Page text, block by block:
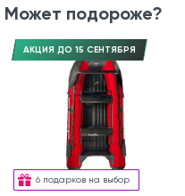
Может подороже?
6 подарков на выбор
АКЦИЯ ДО 15 СЕНТЯБРЯ